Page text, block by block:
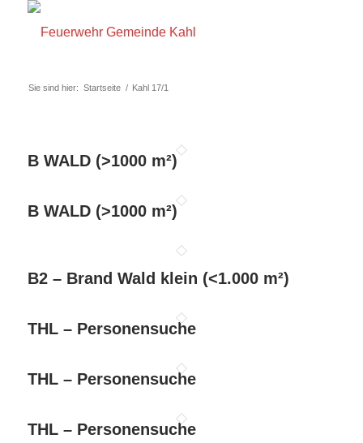
Sie sind hier: Startseite / Kahl 17/1
B WALD (>1000 m²)
B WALD (>1000 m²)
B2 – Brand Wald klein (<1.000 m²)
THL – Personensuche
THL – Personensuche
THL – Personensuche